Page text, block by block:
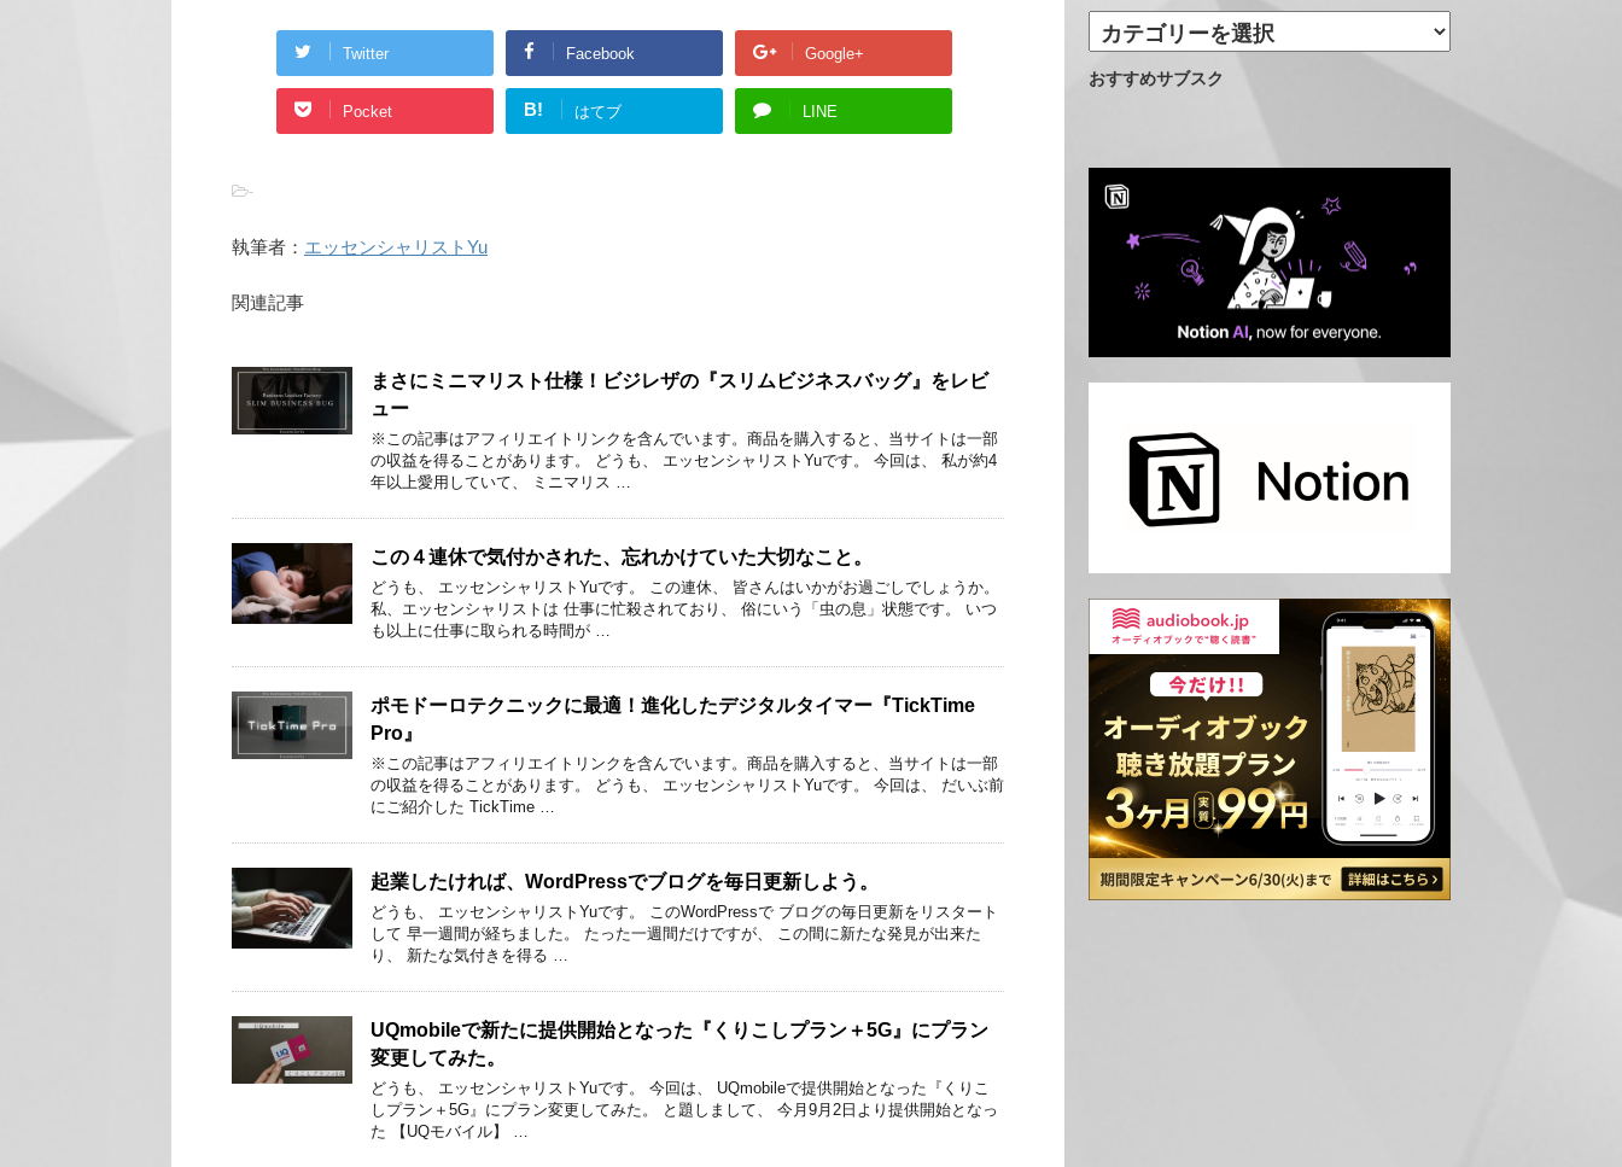
Twitter Facebook Google+
Pocket B! はてブ LINE
-
執筆者： エッセンシャリストYu
関連記事
まさにミニマリスト仕様！ビジレザの『スリムビジネスバッグ』をレビ
ュー
※この記事はアフィリエイトリンクを含んでいます。商品を購入すると、当サイトは一部
の収益を得ることがあります。 どうも、 エッセンシャリストYuです。 今回は、 私が約4
年以上愛用していて、 ミニマリス …
この４連休で気付かされた、忘れかけていた大切なこと。
どうも、 エッセンシャリストYuです。 この連休、 皆さんはいかがお過ごしでしょうか。
私、エッセンシャリストは 仕事に忙殺されており、 俗にいう「虫の息」状態です。 いつ
も以上に仕事に取られる時間が …
ポモドーロテクニックに最適！進化したデジタルタイマー『TickTime
Pro』
※この記事はアフィリエイトリンクを含んでいます。商品を購入すると、当サイトは一部
の収益を得ることがあります。 どうも、 エッセンシャリストYuです。 今回は、 だいぶ前
にご紹介した TickTime …
起業したければ、WordPressでブログを毎日更新しよう。
どうも、 エッセンシャリストYuです。 このWordPressで ブログの毎日更新をリスタート
して 早一週間が経ちました。 たった一週間だけですが、 この間に新たな発見が出来た
り、 新たな気付きを得る …
UQmobileで新たに提供開始となった『くりこしプラン＋5G』にプラン
変更してみた。
どうも、 エッセンシャリストYuです。 今回は、 UQmobileで提供開始となった『くりこ
しプラン＋5G』にプラン変更してみた。 と題しまして、 今月9月2日より提供開始となっ
た 【UQモバイル】 …
カ
テ
ゴ
おすすめサブスク